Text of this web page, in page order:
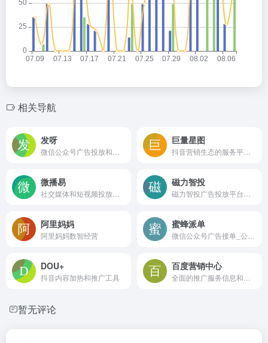
相关导航
发呀 巨量星图
微播易 磁力智投
阿里妈妈
阿里妈妈数智经营
蜜蜂派单
DOU+
抖音内容加热和推广工具
百度营销中心
暂无评论